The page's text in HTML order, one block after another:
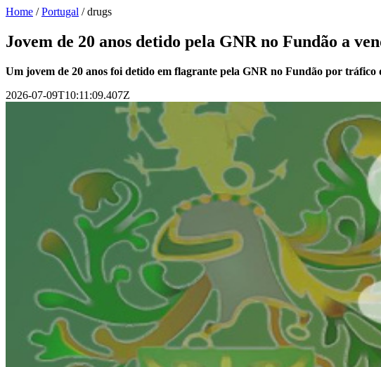
Home /Portugal /drugs
Jovem de 20 anos detido pela GNR no Fundão a
Um jovem de 20 anos foi detido em flagrante pela GNR no Fundão por tráfico
2026-07-09T10:11:09.407Z